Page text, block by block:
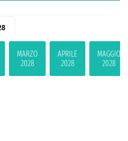
MARZO
2028
APRILE
2028
MAGGIO
2028